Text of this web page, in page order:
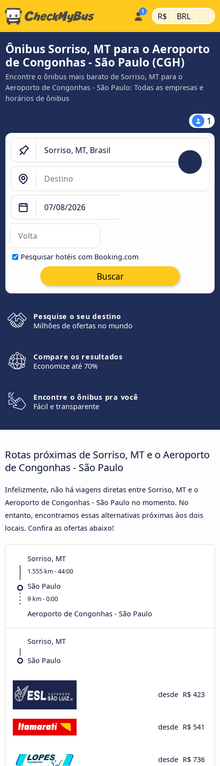
R$ | BRL |
Ônibus Sorriso, MT para o Aeroporto
de Congonhas - São Paulo (CGH)
Encontre o ônibus mais barato de Sorriso, MT para o
Aeroporto de Congonhas - São Paulo: Todas as empresas e
horários de ônibus
1
Pesquisar hotéis com Booking.com
Buscar
Pesquise o seu destino
Milhões de ofertas no mundo
Compare os resultados
Economize até 70%
Encontre o ônibus pra você
Fácil e transparente
Rotas próximas de Sorriso, MT e o Aeroporto
de Congonhas - São Paulo
Infelizmente, não há viagens diretas entre Sorriso, MT e o
Aeroporto de Congonhas - São Paulo no momento. No
entanto, encontramos essas alternativas próximas àos dois
locais. Confira as ofertas abaixo!
Sorriso, MT
1.555 km - 44:00
São Paulo
9 km - 0:00
Aeroporto de Congonhas - São Paulo
Sorriso, MT
São Paulo
desde R$ 423
desde R$ 541
desde R$ 736